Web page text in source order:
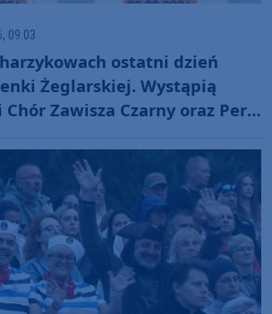
09:03
ostatni dzień
Żeglarskiej. Wystąpią
Zawisza Czarny oraz Perły